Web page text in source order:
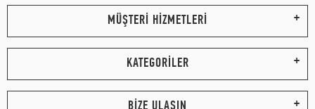
MÜŞTERİ HİZMETLERİ
KATEGORİLER
BİZE ULAŞIN